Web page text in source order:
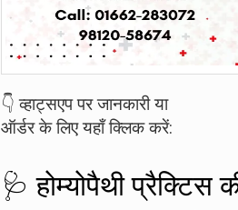
👇 व्हाट्सएप पर जानकारी या
ऑर्डर के लिए यहाँ क्लिक करें:
🩺 होम्योपैथी